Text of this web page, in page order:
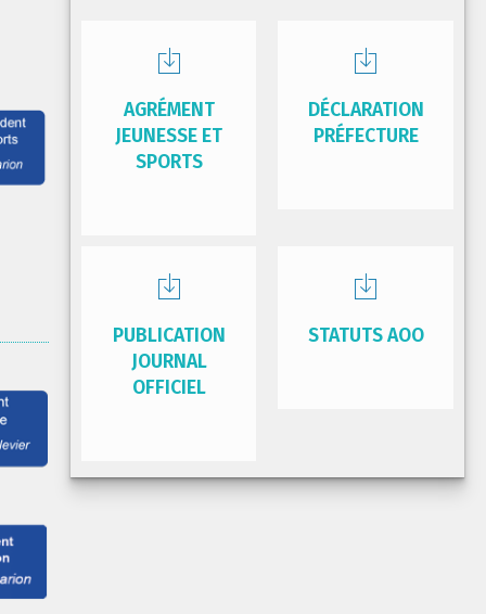
AGRÉMENT
JEUNESSE ET
SPORTS
DÉCLARATION
PRÉFECTURE
PUBLICATION
JOURNAL
OFFICIEL
STATUTS AOO